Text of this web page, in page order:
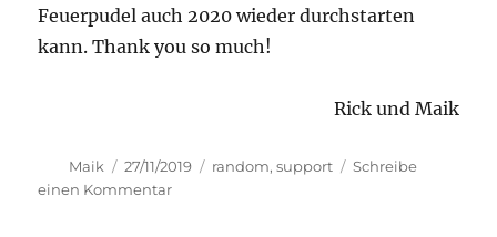
Feuerpudel auch 2020 wieder durchstarten
kann. Thank you so much!
Rick und Maik
Autor
Maik
Veröffentlicht
am
27/11/2019 Kategorien
random,support
Schreibe
einen Kommentarzu